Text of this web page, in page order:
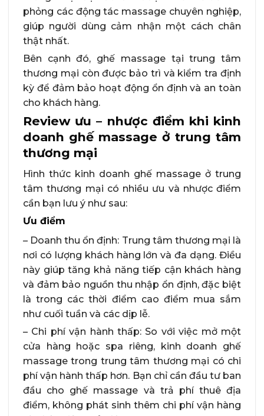
phỏng các động tác massage chuyên nghiệp,
giúp người dùng cảm nhận một cách chân
thật nhất.
Bên cạnh đó, ghế massage tại trung tâm
thương mại còn được bảo trì và kiểm tra định
kỳ để đảm bảo hoạt động ổn định và an toàn
cho khách hàng.
Review ưu – nhược điểm khi kinh
doanh ghế massage ở trung tâm
thương mại
Hình thức kinh doanh ghế massage ở trung
tâm thương mại có nhiều ưu và nhược điểm
cần bạn lưu ý như sau:
Ưu điểm
– Doanh thu ổn định: Trung tâm thương mại là
nơi có lượng khách hàng lớn và đa dạng. Điều
này giúp tăng khả năng tiếp cận khách hàng
và đảm bảo nguồn thu nhập ổn định, đặc biệt
là trong các thời điểm cao điểm mua sắm
như cuối tuần và các dịp lễ.
– Chi phí vận hành thấp: So với việc mở một
cửa hàng hoặc spa riêng, kinh doanh ghế
massage trong trung tâm thương mại có chi
phí vận hành thấp hơn. Bạn chỉ cần đầu tư ban
đầu cho ghế massage và trả phí thuê địa
điểm, không phát sinh thêm chi phí vận hàng